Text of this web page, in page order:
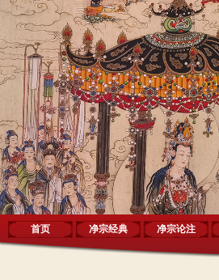
首页 净宗经典 净宗论注